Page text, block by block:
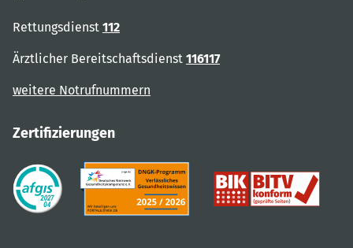
Rettungsdienst 112
Ärztlicher Bereitschaftsdienst 116117
weitere Notrufnummern
Zertifizierungen